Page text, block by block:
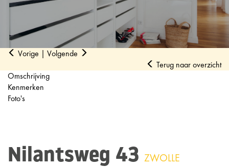
Vorige | Volgende
Terug naar overzicht
Omschrijving
Kenmerken
Foto's
Nilantsweg 43 ZWOLLE